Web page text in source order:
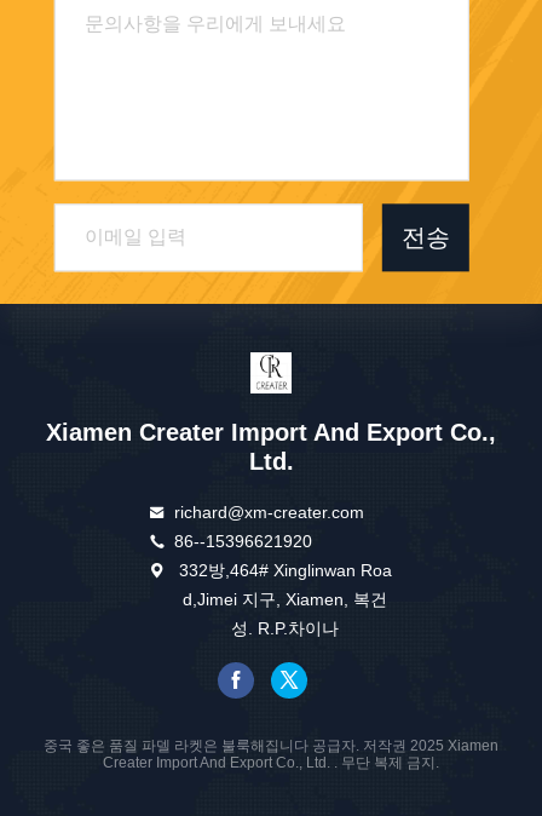
전송
Xiamen Creater Import And Export Co.,
Ltd.
richard@xm-creater.com
86--15396621920
332방,464# Xinglinwan Roa
d,Jimei 지구, Xiamen, 복건
성. R.P.차이나
중국 좋은 품질 파델 라켓은 불룩해집니다 공급자. 저작권 2025 Xiamen
Creater Import And Export Co., Ltd. . 무단 복제 금지.